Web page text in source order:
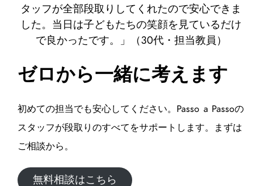
タッフが全部段取りしてくれたので安心できま
した。当日は子どもたちの笑顔を見ているだけ
で良かったです。」（30代・担当教員）
ゼロから一緒に考えます
初めての担当でも安心してください。Passo a Passoの
スタッフが段取りのすべてをサポートします。まずは
ご相談から。
無料相談はこちら